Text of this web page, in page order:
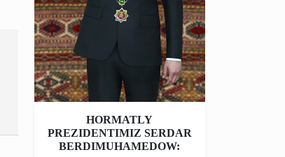
HORMATLY
PREZIDENTIMIZ SERDAR
BERDIMUHAMEDOW: